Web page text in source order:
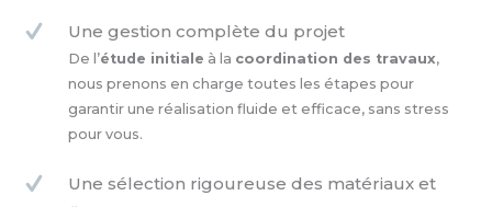
Une gestion complète du projet
De l’étude initiale à la coordination des travaux,
nous prenons en charge toutes les étapes pour
garantir une réalisation fluide et efficace, sans stress
pour vous.
Une sélection rigoureuse des matériaux et